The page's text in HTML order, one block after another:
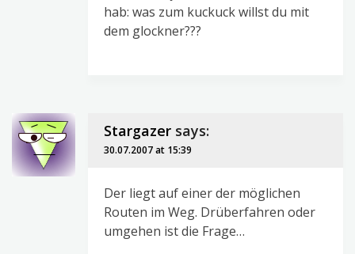
hab: was zum kuckuck willst du mit
dem glockner???
Stargazer says:
30.07.2007 at 15:39
Der liegt auf einer der möglichen
Routen im Weg. Drüberfahren oder
umgehen ist die Frage…